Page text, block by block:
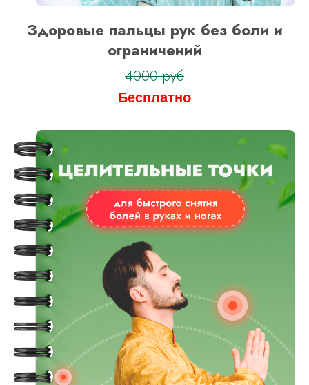
Здоровые пальцы рук без боли и
ограничений
4000 руб
Бесплатно